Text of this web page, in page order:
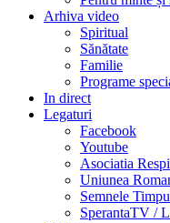
Arhiva video
Spiritual
Sănătate
Familie
Programe
In direct
Legaturi
Facebook
Youtube
Asociatia
Uniunea
Semnele
SperantaTV /